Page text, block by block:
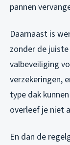
pannen
Daarnaast is
zonder de
valbeveiliging
verzekeringen,
type dak
overleef je niet
En dan de